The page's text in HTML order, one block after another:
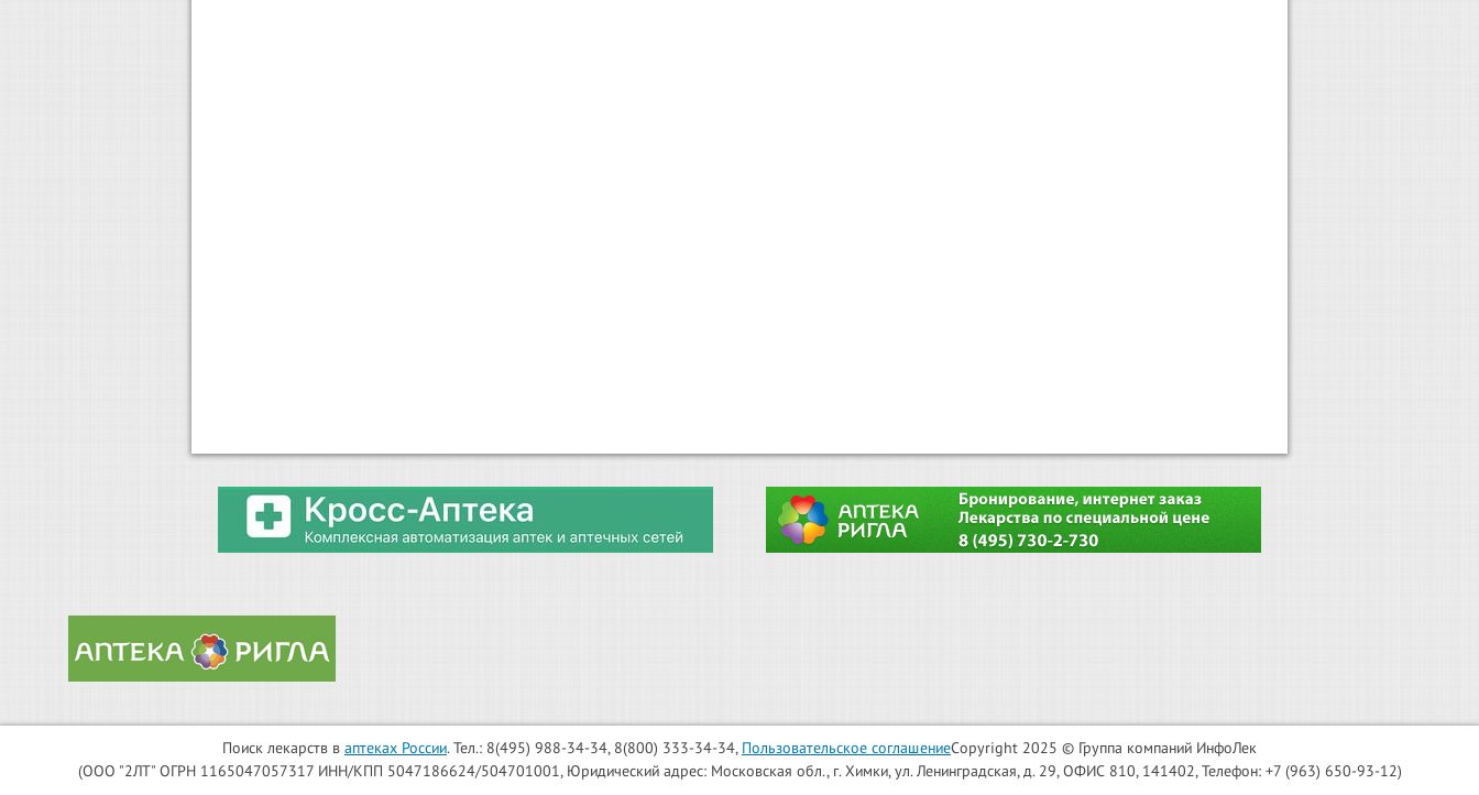
Поиск лекарств в аптеках России. Тел.: 8(495) 988-34-34, 8(800) 333-34-34, Пользовательское соглашениеCopyright 2025 © Группа компаний ИнфоЛек
(ООО "2ЛТ" ОГРН 1165047057317 ИНН/КПП 5047186624/504701001, Юридический адрес: Московская обл., г. Химки, ул. Ленинградская, д. 29, ОФИС 810, 141402, Телефон: +7 (963) 650-93-12)